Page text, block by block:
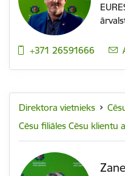
+371 26591666
Direktora vietnieks
Cēsu filiāles Cēsu klientu